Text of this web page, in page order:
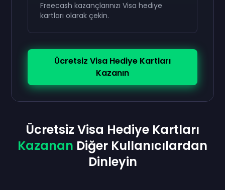
Freecash kazançlarınızı Visa hediye
kartları olarak çekin.
Ücretsiz Visa Hediye Kartları
Kazanın
Ücretsiz Visa Hediye Kartları
Kazanan Diğer Kullanıcılardan
Dinleyin